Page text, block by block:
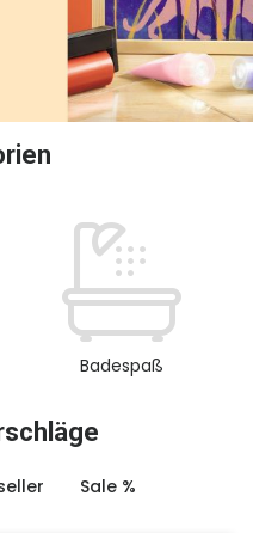
Badespaß
Sale %